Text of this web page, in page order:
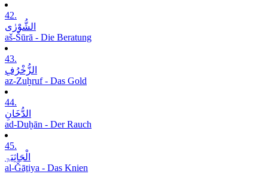
42.
الشُّوْرٰی
aš-Šūrā - Die Beratung
43.
الزُّخْرُفِ
az-Zuḫruf - Das Gold
44.
الدُّخَانِ
ad-Duḫān - Der Rauch
45.
الْجَاثِیَۃِ
al-Ǧāṯiya - Das Knien